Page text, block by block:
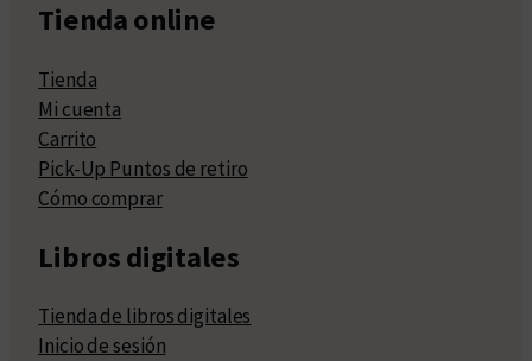
Tienda online
Tienda
Mi cuenta
Carrito
Pick-Up Puntos de retiro
Cómo comprar
Libros digitales
Tienda de libros digitales
Inicio de sesión